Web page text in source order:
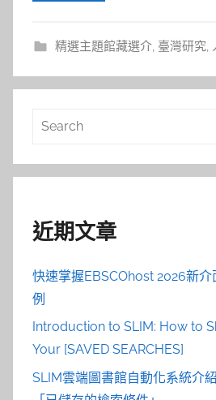
格
精選主題館藏選介, 臺灣研究,
搜
近期文章
快速掌握EBSCOhost 2026新
例
Introduction to SLIM: How to
Your [SAVED SEARCHES]
SLIM雲端圖書館自動化系統介